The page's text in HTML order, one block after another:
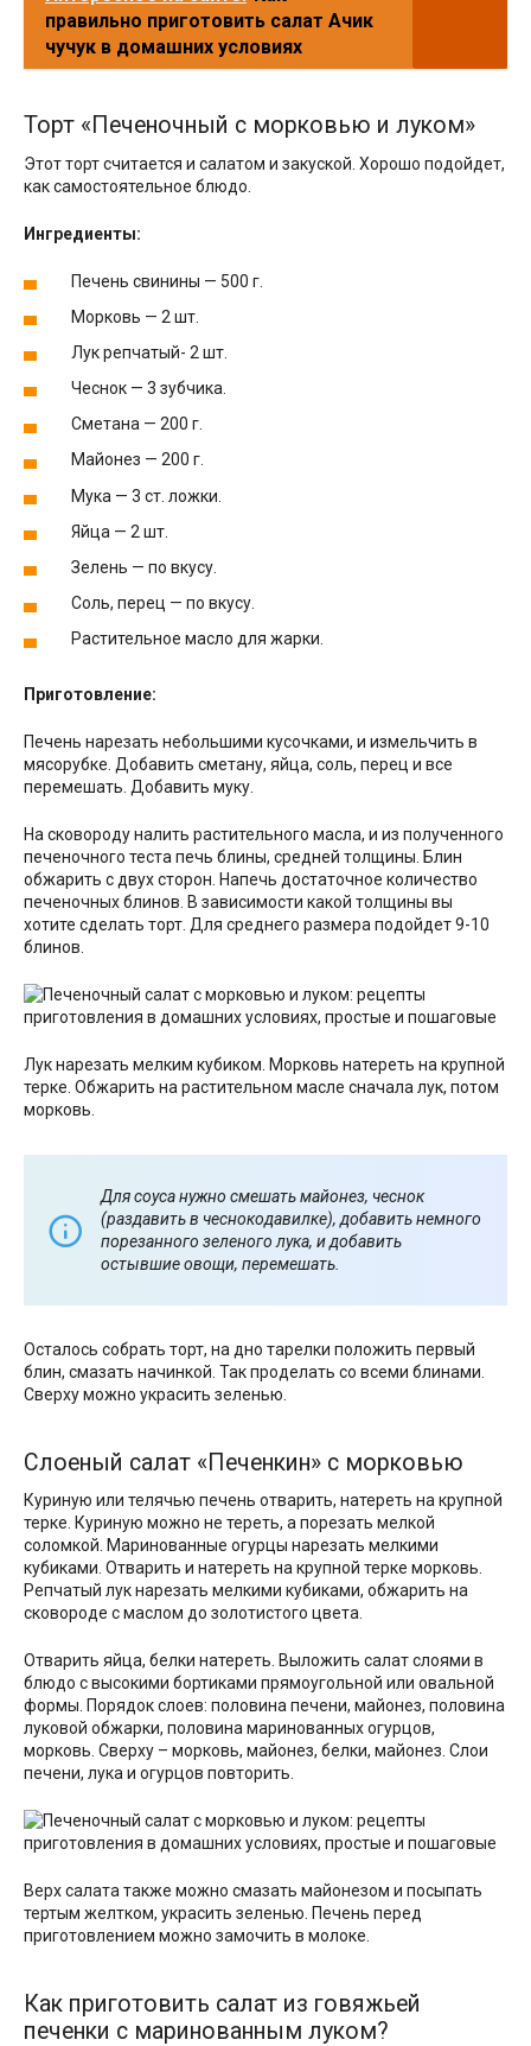
правильно приготовить салат Ачик
чучук в домашних условиях
Торт «Печеночный с морковью и луком»
Этот торт считается и салатом и закуской. Хорошо подойдет,
как самостоятельное блюдо.
Ингредиенты:
Печень свинины — 500 г.
Морковь — 2 шт.
Лук репчатый- 2 шт.
Чеснок — 3 зубчика.
Сметана — 200 г.
Майонез — 200 г.
Мука — 3 ст. ложки.
Яйца — 2 шт.
Зелень — по вкусу.
Соль, перец — по вкусу.
Растительное масло для жарки.
Приготовление:
Печень нарезать небольшими кусочками, и измельчить в
мясорубке. Добавить сметану, яйца, соль, перец и все
перемешать. Добавить муку.
На сковороду налить растительного масла, и из полученного
печеночного теста печь блины, средней толщины. Блин
обжарить с двух сторон. Напечь достаточное количество
печеночных блинов. В зависимости какой толщины вы
хотите сделать торт. Для среднего размера подойдет 9-10
блинов.
Лук нарезать мелким кубиком. Морковь натереть на крупной
терке. Обжарить на растительном масле сначала лук, потом
морковь.
Для соуса нужно смешать майонез, чеснок
(раздавить в чеснокодавилке), добавить немного
порезанного зеленого лука, и добавить
остывшие овощи, перемешать.
Осталось собрать торт, на дно тарелки положить первый
блин, смазать начинкой. Так проделать со всеми блинами.
Сверху можно украсить зеленью.
Слоеный салат «Печенкин» с морковью
Куриную или телячью печень отварить, натереть на крупной
терке. Куриную можно не тереть, а порезать мелкой
соломкой. Маринованные огурцы нарезать мелкими
кубиками. Отварить и натереть на крупной терке морковь.
Репчатый лук нарезать мелкими кубиками, обжарить на
сковороде с маслом до золотистого цвета.
Отварить яйца, белки натереть. Выложить салат слоями в
блюдо с высокими бортиками прямоугольной или овальной
формы. Порядок слоев: половина печени, майонез, половина
луковой обжарки, половина маринованных огурцов,
морковь. Сверху – морковь, майонез, белки, майонез. Слои
печени, лука и огурцов повторить.
Верх салата также можно смазать майонезом и посыпать
тертым желтком, украсить зеленью. Печень перед
приготовлением можно замочить в молоке.
Как приготовить салат из говяжьей
печенки с маринованным луком?